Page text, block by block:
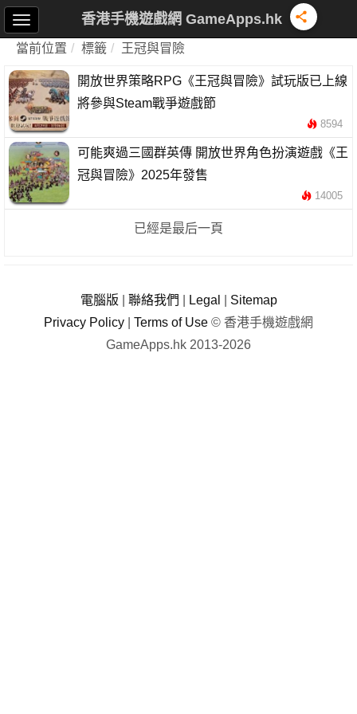
香港手機遊戲網 GameApps.hk
當前位置 標籤 王冠與冒險
開放世界策略RPG《王冠與冒險》試玩版已上線
將參與Steam戰爭遊戲節
8594
可能爽過三國群英傳 開放世界角色扮演遊戲《王
冠與冒險》2025年發售
14005
已經是最后一頁
電腦版 聯絡我們 Legal
Sitemap
Privacy Policy
Terms of Use © 香港手機遊戲網
GameApps.hk 2013-2026